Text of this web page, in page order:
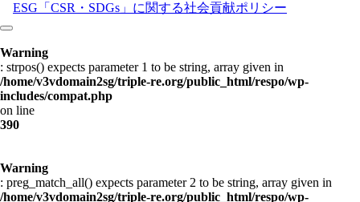
ESG「CSR・SDGs」に関する社会貢献ポリシー
Warning
: strpos() expects parameter 1 to be string, array given in
/home/v3vdomain2sg/triple-re.org/public_html/respo/wp-
includes/compat.php
on line
390
Warning
: preg_match_all() expects parameter 2 to be string, array given in
/home/v3vdomain2sg/triple-re.org/public_html/respo/wp-